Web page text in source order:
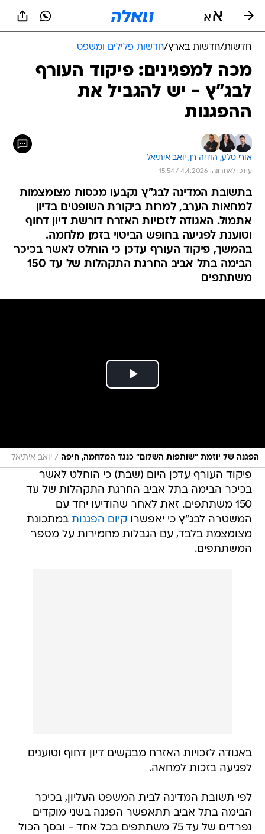
חדשות/חדשות בארץ/חדשות פלילים ומשפט
מכה למפגינים: פיקוד העורף
לבג"ץ - יש להגביל את
ההפגנות
אורי סלע, הודיה רן, יואב איתיאל
עודכן לאחרונה: 4.4.2026 / 15:54
בתשובת המדינה לבג"ץ נקבעו מכסות מצומצמות
למחאות הערב, למרות ביקורת השופטים בדיון
אתמול. האגודה לזכויות האזרח דורשת דיון דחוף
וטוענת לפגיעה בחופש הביטוי בזמן מלחמה.
בהמשך, פיקוד העורף עדכן כי הוחלט לאשר בכיכר
הבימה בתל אביב החרגת התקהלות של עד 150
משתתפים
הפגנה של יוזמת ״שותפות השלום״ כנגד המלחמה, חיפה / יואב איתיאל
פיקוד העורף עדכן היום (שבת) כי הוחלט לאשר
בכיכר הבימה בתל אביב החרגת התקהלות של עד
150 משתתפים. זאת לאחר שהודיעו יחד עם
המשטרה לבג"ץ כי יאפשרו קיום הפגנות במתכונת
מצומצמת בלבד, עם הגבלות מחמירות על מספר
המשתתפים.
באגודה לזכויות האזרח מבקשים דיון דחוף וטוענים
לפגיעה בזכות למחאה.
לפי תשובת המדינה לבית המשפט העליון, בכיכר
הבימה בתל אביב תתאפשר הפגנה בשני מוקדים
נפרדים של עד 75 משתתפים בכל אחד - ובסך הכול